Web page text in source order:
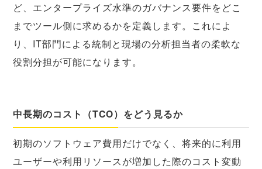
ど、エンタープライズ水準のガバナンス要件をどこ
までツール側に求めるかを定義します。これによ
り、IT部門による統制と現場の分析担当者の柔軟な
役割分担が可能になります。
中長期のコスト（TCO）をどう見るか
初期のソフトウェア費用だけでなく、将来的に利用
ユーザーや利用リソースが増加した際のコスト変動